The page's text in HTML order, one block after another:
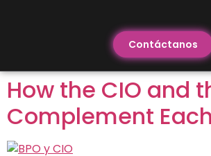
Contáctanos
How the CIO and
Complement